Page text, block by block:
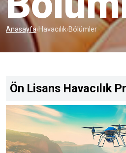
Anasayfa›Havacılık›Bölümler
Ön Lisans Havacılık